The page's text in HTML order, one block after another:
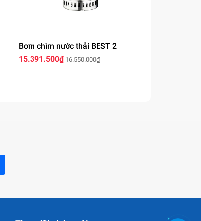
Bơm chìm nước thải BEST 2
15.391.500₫ 16.550.000₫